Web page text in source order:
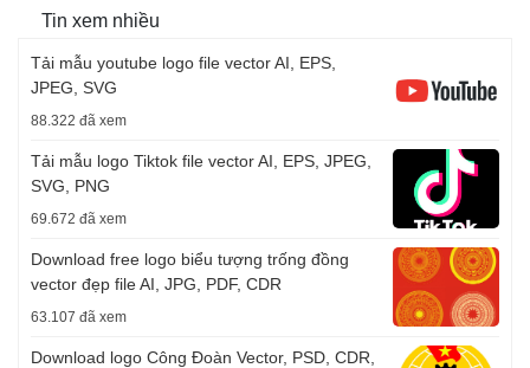
Tin xem nhiều
Tải mẫu youtube logo file vector AI, EPS,
JPEG, SVG
88.322 đã xem
Tải mẫu logo Tiktok file vector AI, EPS, JPEG,
SVG, PNG
69.672 đã xem
Download free logo biểu tượng trống đồng
vector đẹp file AI, JPG, PDF, CDR
63.107 đã xem
Download logo Công Đoàn Vector, PSD, CDR,